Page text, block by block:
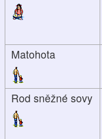
Matohota
Rod sněžné sovy